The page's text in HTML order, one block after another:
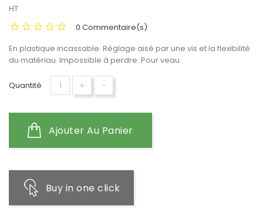
HT
0 Commentaire(s)
En plastique incassable. Réglage aisé par une vis et la flexibilité
du matériau. Impossible à perdre. Pour veau.
Quantité + -
Ajouter Au Panier
Buy in one click